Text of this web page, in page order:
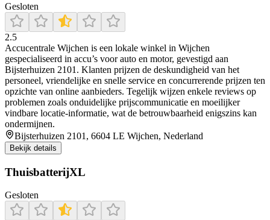
Gesloten
2.5
Accucentrale Wijchen is een lokale winkel in Wijchen
gespecialiseerd in accu’s voor auto en motor, gevestigd aan
Bijsterhuizen 2101. Klanten prijzen de deskundigheid van het
personeel, vriendelijke en snelle service en concurrerende prijzen ten
opzichte van online aanbieders. Tegelijk wijzen enkele reviews op
problemen zoals onduidelijke prijscommunicatie en moeilijker
vindbare locatie-informatie, wat de betrouwbaarheid enigszins kan
ondermijnen.
Bijsterhuizen 2101, 6604 LE Wijchen, Nederland
Bekijk details
ThuisbatterijXL
Gesloten